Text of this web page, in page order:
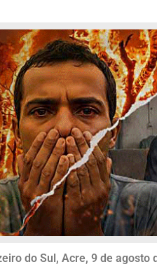
do Sul, Acre, 9 de agosto